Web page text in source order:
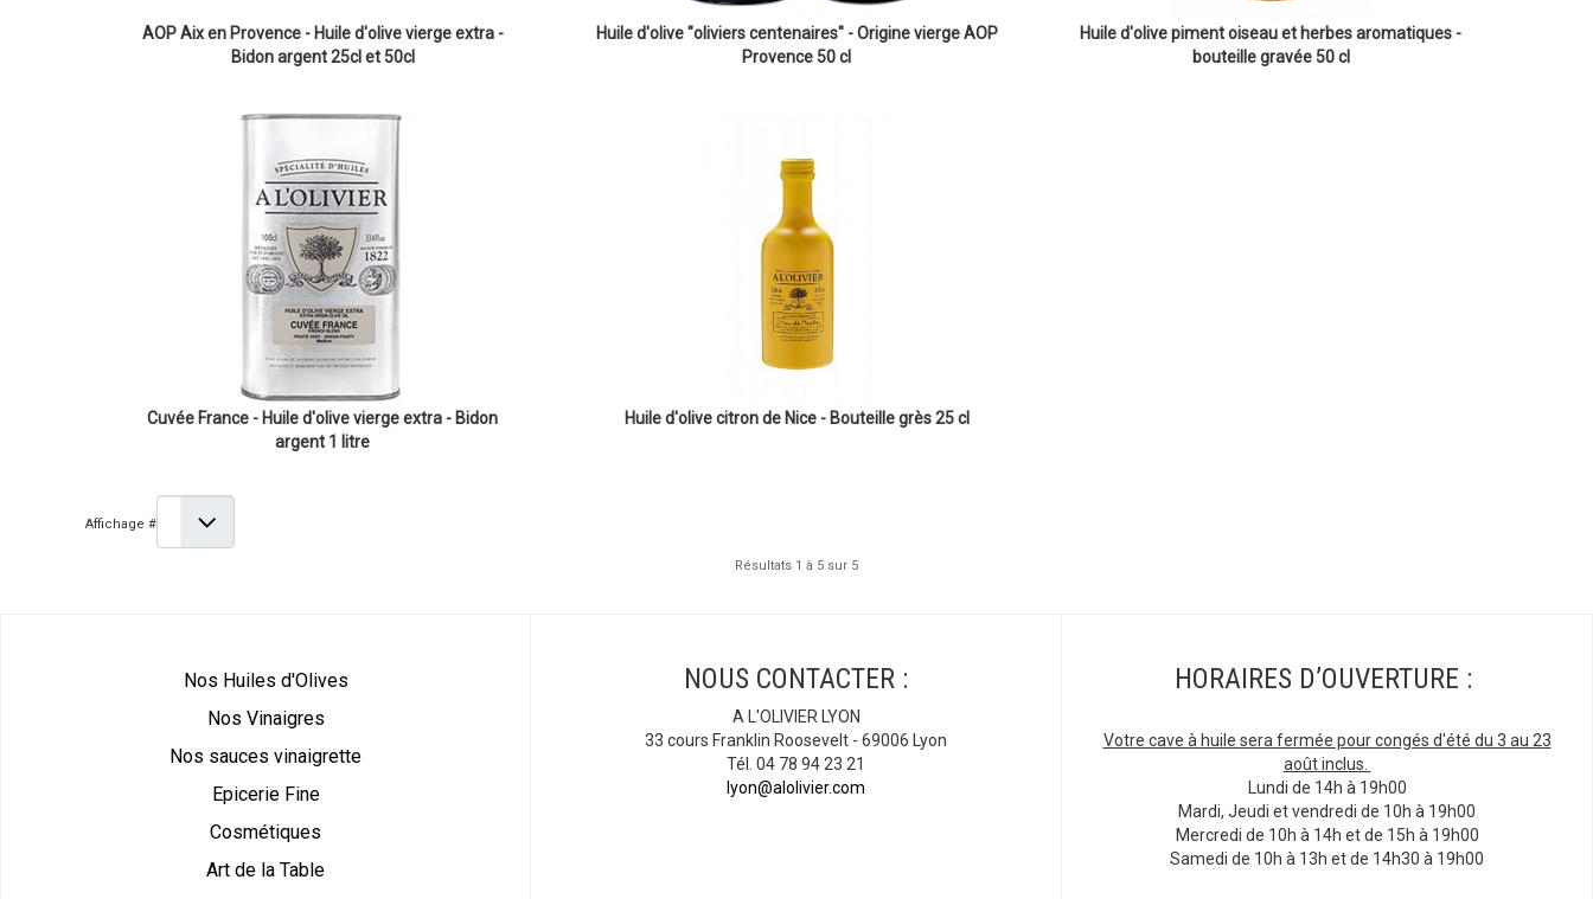
AOP Aix en Provence - Huile d'olive vierge extra -
Bidon argent 25cl et 50cl
Huile d'olive "oliviers centenaires" - Origine vierge AOP
Provence 50 cl
Huile d'olive piment oiseau et herbes aromatiques -
bouteille gravée 50 cl
Cuvée France - Huile d'olive vierge extra - Bidon
argent 1 litre
Huile d'olive citron de Nice - Bouteille grès 25 cl
Affichage #
Résultats 1 à 5 sur 5
Nos Huiles d'Olives
Nos Vinaigres
Nos sauces vinaigrette
Epicerie Fine
Cosmétiques
Art de la Table
NOUS CONTACTER :
A L'OLIVIER LYON
33 cours Franklin Roosevelt - 69006 Lyon
Tél. 04 78 94 23 21
lyon@alolivier.com
HORAIRES D’OUVERTURE :
Votre cave à huile sera fermée pour congés d'été du 3 au 23
août inclus.
Lundi de 14h à 19h00
Mardi, Jeudi et vendredi de 10h à 19h00
Mercredi de 10h à 14h et de 15h à 19h00
Samedi de 10h à 13h et de 14h30 à 19h00